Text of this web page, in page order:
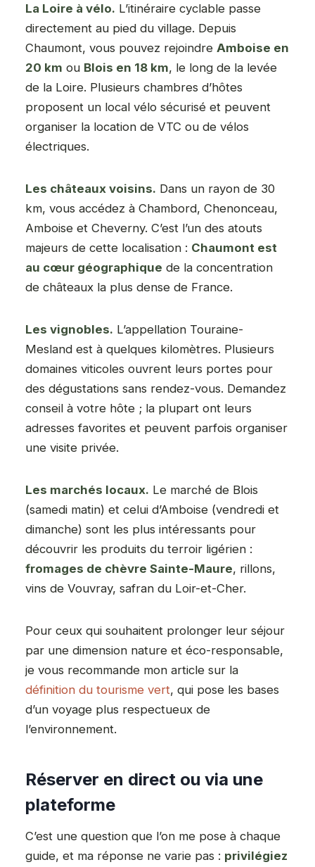
La Loire à vélo. L’itinéraire cyclable passe
directement au pied du village. Depuis
Chaumont, vous pouvez rejoindre Amboise en
20 km ou Blois en 18 km, le long de la levée
de la Loire. Plusieurs chambres d’hôtes
proposent un local vélo sécurisé et peuvent
organiser la location de VTC ou de vélos
électriques.
Les châteaux voisins. Dans un rayon de 30
km, vous accédez à Chambord, Chenonceau,
Amboise et Cheverny. C’est l’un des atouts
majeurs de cette localisation : Chaumont est
au cœur géographique de la concentration
de châteaux la plus dense de France.
Les vignobles. L’appellation Touraine-
Mesland est à quelques kilomètres. Plusieurs
domaines viticoles ouvrent leurs portes pour
des dégustations sans rendez-vous. Demandez
conseil à votre hôte ; la plupart ont leurs
adresses favorites et peuvent parfois organiser
une visite privée.
Les marchés locaux. Le marché de Blois
(samedi matin) et celui d’Amboise (vendredi et
dimanche) sont les plus intéressants pour
découvrir les produits du terroir ligérien :
fromages de chèvre Sainte-Maure, rillons,
vins de Vouvray, safran du Loir-et-Cher.
Pour ceux qui souhaitent prolonger leur séjour
par une dimension nature et éco-responsable,
je vous recommande mon article sur la
définition du tourisme vert, qui pose les bases
d’un voyage plus respectueux de
l’environnement.
Réserver en direct ou via une
plateforme
C’est une question que l’on me pose à chaque
guide, et ma réponse ne varie pas : privilégiez